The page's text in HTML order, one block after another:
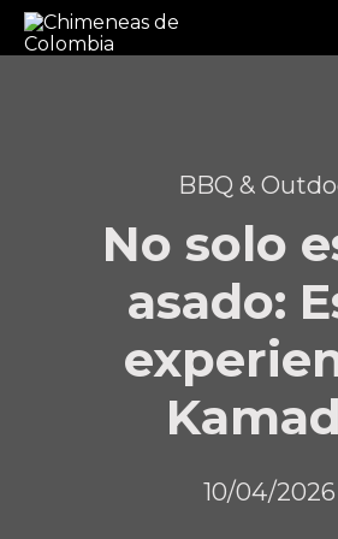
BBQ &
No solo
asado:
10/04/2026